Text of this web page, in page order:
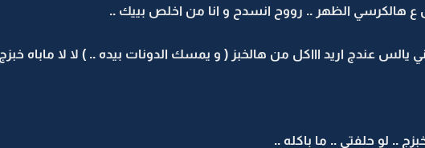
ع هالكرسي الظهر .. رووح انسدح و انا من اخلص بييك ..
عندج اريد اااكل من هالخبز ( و يمسك الدونات بيده .. ) لا لا ماباه خبزج
.. لو حلفتي .. ما باكله ..